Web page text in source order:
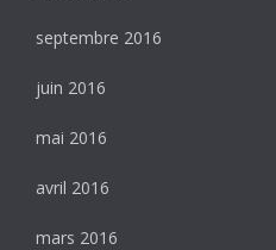
septembre 2016
juin 2016
mai 2016
avril 2016
mars 2016